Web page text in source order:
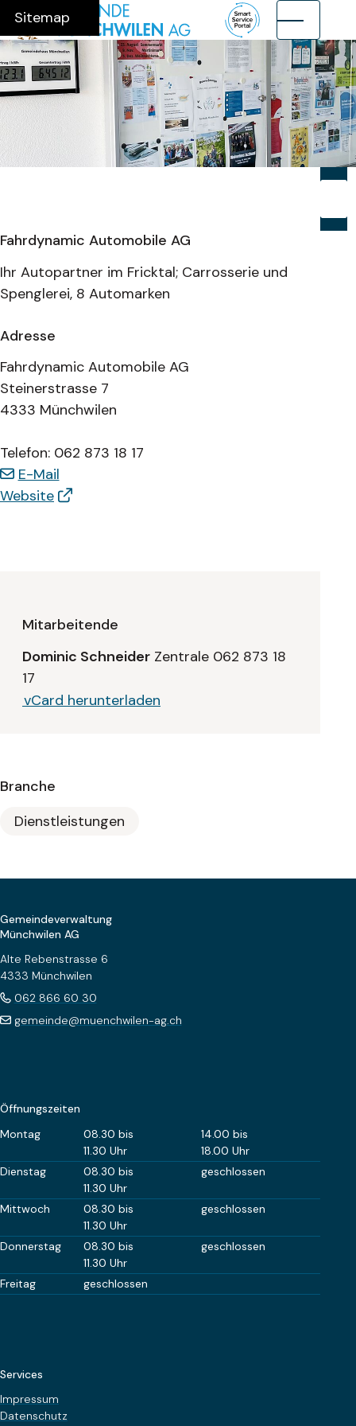
Navigieren in Münchwilen AG
Schnellnavigation
Home
Navigation
Inhalt
Suche
Sitemap
Fahrdynamic Automobile AG
Ihr Autopartner im Fricktal; Carrosserie und
Spenglerei, 8 Automarken
Adresse
Fahrdynamic Automobile AG
Steinerstrasse 7
4333 Münchwilen
Telefon: 062 873 18 17
E-Mail
Website
Mitarbeitende
Dominic Schneider Zentrale 062 873 18
17
vCard herunterladen
Branche
Dienstleistungen
Gemeindeverwaltung
Münchwilen AG
Alte Rebenstrasse 6
4333 Münchwilen
062 866 60 30
gemeinde@muenchwilen-ag.ch
Öffnungszeiten
Wochentag
Öffnungszeiten Vormittag Öffnungszeiten
Montag
08.30 bis
11.30 Uhr
14.00 bis
18.00 Uhr
Dienstag
08.30 bis
11.30 Uhr
geschlossen
Mittwoch
08.30 bis
11.30 Uhr
geschlossen
Donnerstag
08.30 bis
11.30 Uhr
geschlossen
Freitag geschlossen
Services
Impressum
Datenschutz